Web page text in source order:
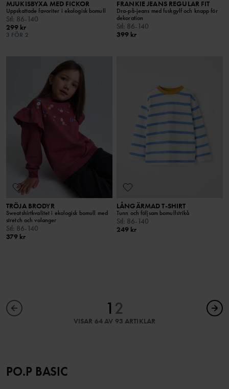
MJUKISBYXA MED FICKOR
Uppskattade favoriter i ekologisk bomull
Stl: 86-140
299 kr
3 FÖR 2
FRANKIE JEANS REGULAR FIT
Dra-på-jeans med fuskgylf och knapp för
dekoration
Stl: 86-140
399 kr
TRÖJA BRODYR
Sweatshirtkvalitet i ekologisk bomull med
stretch och volanger
Stl: 86-140
379 kr
LÅNGÄRMAD T-SHIRT
Tunn och följsam bomullstrikå
Stl: 86-140
249 kr
1 2
VISAR 64 AV 93 ARTIKLAR
PO.P BASIC